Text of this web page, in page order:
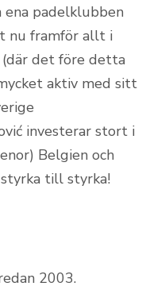
ena padelklubben
nu framför allt i
(där det före detta
aktiv med sitt
investerar stort i
Belgien och
till styrka!
2003.